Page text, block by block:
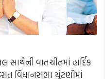
વાતચીતમાં હાર્દિક
વિધાનસભા ચુંટણીમાં